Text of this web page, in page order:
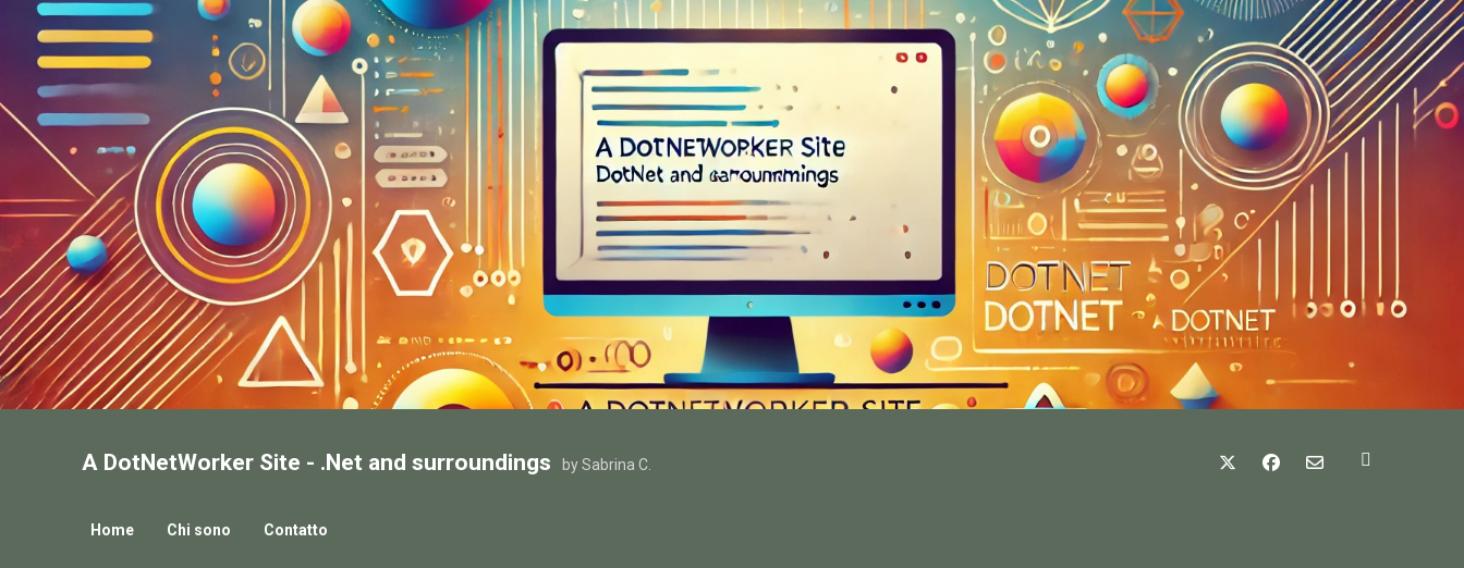
A DotNetWorker Site - .Net and surroundings by Sabrina C.
twitter facebook
email-form
Home Chi sono Contatto